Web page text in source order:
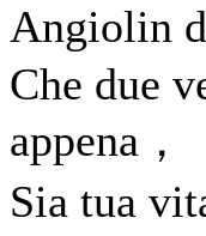
Angiolin
Che due
appena，
Sia tua